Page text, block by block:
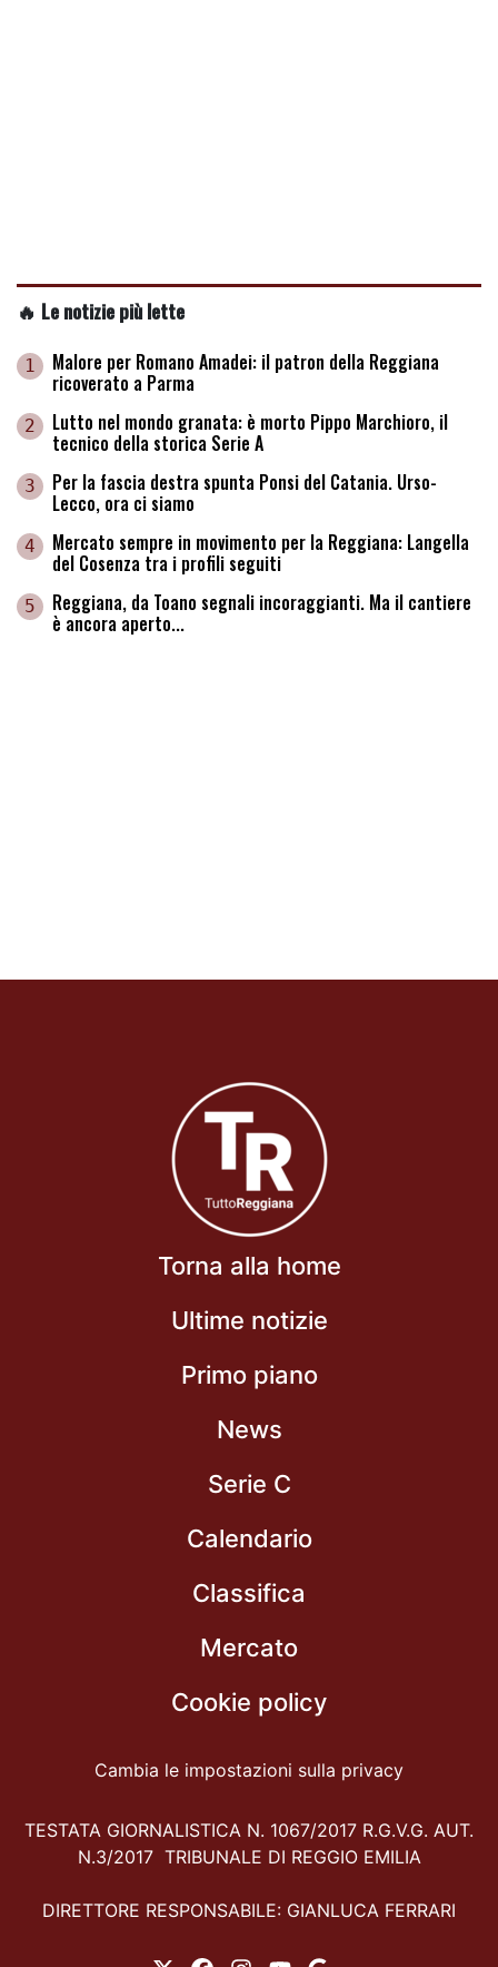
🔥 Le notizie più lette
1 Malore per Romano Amadei: il patron della Reggiana
ricoverato a Parma
2 Lutto nel mondo granata: è morto Pippo Marchioro, il
tecnico della storica Serie A
3 Per la fascia destra spunta Ponsi del Catania. Urso-
Lecco, ora ci siamo
4 Mercato sempre in movimento per la Reggiana: Langella
del Cosenza tra i profili seguiti
5 Reggiana, da Toano segnali incoraggianti. Ma il cantiere
è ancora aperto...
Torna alla home
Ultime notizie
Primo piano
News
Serie C
Calendario
Classifica
Mercato
Cookie policy
Cambia le impostazioni sulla privacy
TESTATA GIORNALISTICA N. 1067/2017 R.G.V.G. AUT.
N.3/2017 TRIBUNALE DI REGGIO EMILIA
DIRETTORE RESPONSABILE: GIANLUCA FERRARI